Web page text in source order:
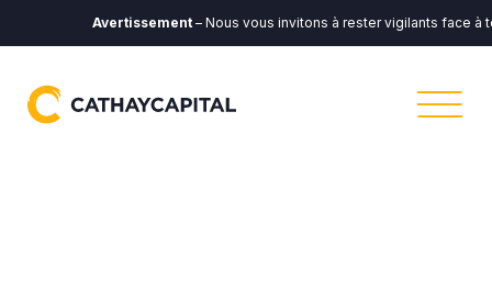
Avertissement– Nous vous invitons à rester vigilants face à